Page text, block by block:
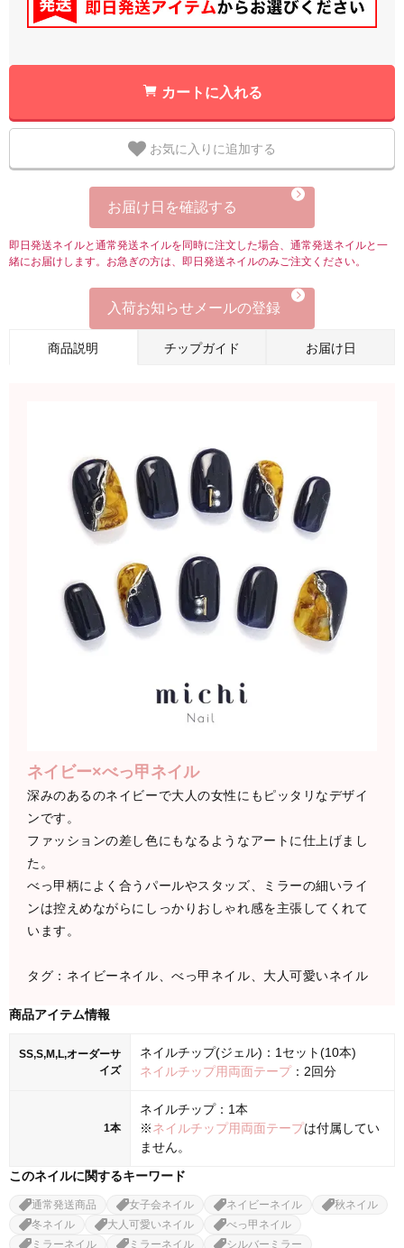
カートに入れる
お気に入りに追加する
お届け日を確認する
即日発送ネイルと通常発送ネイルを同時に注文した場合、通常発送ネイルと一
緒にお届けします。お急ぎの方は、即日発送ネイルのみご注文ください。
入荷お知らせメールの登録
商品説明 チップガイド お届け日
ネイビー×べっ甲ネイル
深みのあるのネイビーで大人の女性にもピッタリなデザイ
ンです。
ファッションの差し色にもなるようなアートに仕上げまし
た。
べっ甲柄によく合うパールやスタッズ、ミラーの細いライ
ンは控えめながらにしっかりおしゃれ感を主張してくれて
います。
タグ：ネイビーネイル、べっ甲ネイル、大人可愛いネイル
商品アイテム情報
SS,S,M,L,オーダーサ
イズ
ネイルチップ(ジェル)：1セット(10本)
ネイルチップ用両面テープ：2回分
1本
ネイルチップ：1本
※ネイルチップ用両面テープは付属してい
ません。
このネイルに関するキーワード
通常発送商品 女子会ネイル ネイビーネイル
秋ネイル
冬ネイル
大人可愛いネイル
べっ甲ネイル
ミラーネイル
ミラーネイル シルバーミラー